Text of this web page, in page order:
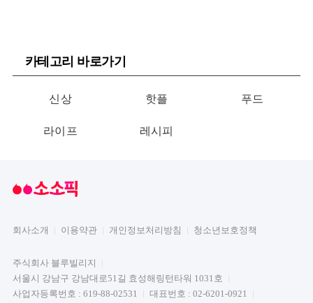
카테고리 바로가기
신상 핫플 푸드
라이프 레시피
회사소개 이용약관 개인정보처리방침 청소년보호정책
주식회사 블루빌리지
서울시 강남구 강남대로51길 효성해링턴타워 1031호
사업자등록번호 : 619-88-02531
대표번호 : 02-6201-0921